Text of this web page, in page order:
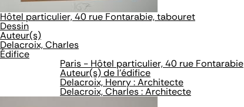
Hôtel particulier, 40 rue Fontarabie, tabouret
Dessin
Auteur(s)
Delacroix, Charles
Édifice
Paris - Hôtel particulier, 40 rue Fontarabie
Auteur(s) de l'édifice
Delacroix, Henry : Architecte
Delacroix, Charles : Architecte